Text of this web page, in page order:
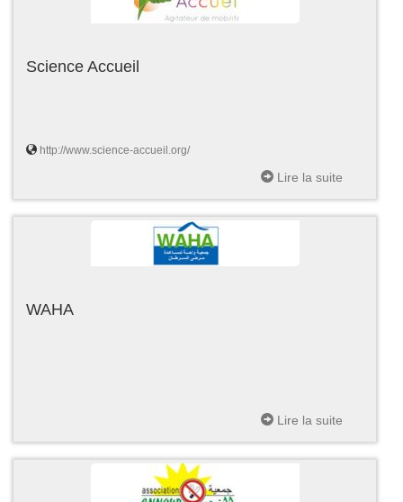
Science Accueil
http://www.science-accueil.org/
Lire la suite
WAHA
Lire la suite